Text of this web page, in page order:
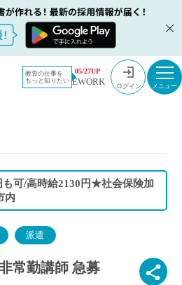
教育の仕事を
もっと知りたい
05/27UP
EWORK ログイン
採用情報
可/高時給2130円★社会保険加
内
派遣
常勤講師 急募